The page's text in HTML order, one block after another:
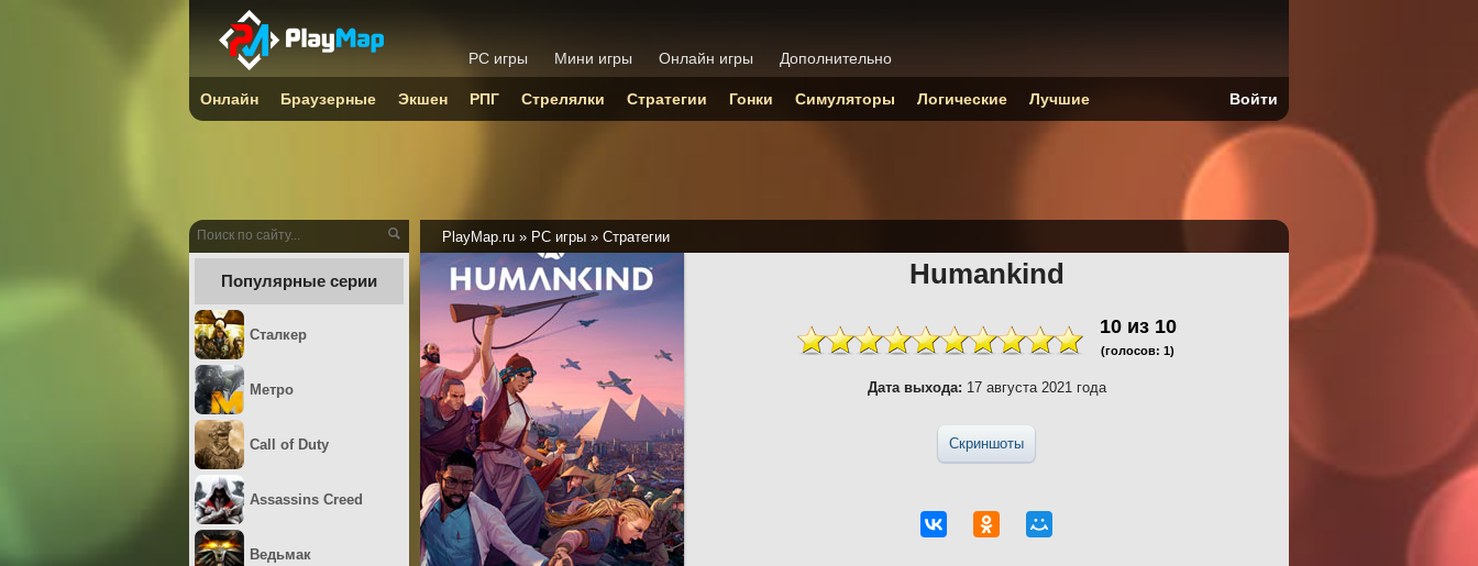
PlayMap.ru » PC игры » Стратегии
Humankind
10из 10
(голосов: 1)
Дата выхода: 17 августа 2021 года
Скриншоты
Популярные серии
Сталкер
Метро
Call of Duty
Assassins Creed
Ведьмак
PC игры Мини игры Онлайн игры Дополнительно
Онлайн Браузерные Экшен РПГ Стрелялки Стратегии Гонки Симуляторы Логические Лучшие Войти